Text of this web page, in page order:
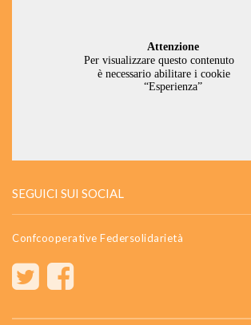
SEGUICI SUI SOCIAL
Confcooperative Federsolidarietà